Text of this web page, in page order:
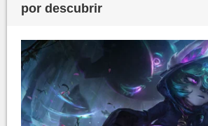
por descubrir